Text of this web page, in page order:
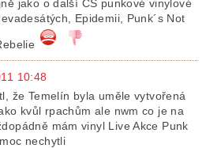
jako o další CS punkové vinylové
Epidemii, Punk´s Not
10:48
že Temelín byla uměle vytvořená
kvůl rpachům ale nwm co je na
mám vinyl Live Akce Punk
nechytli